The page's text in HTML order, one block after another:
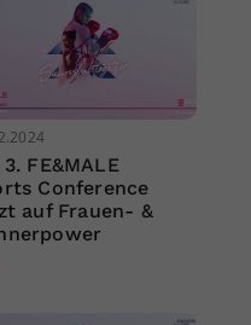
FE&MALE
Conference
auf Frauen- &